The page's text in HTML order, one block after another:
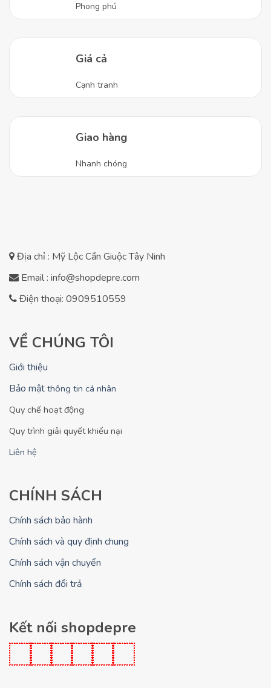
Phong phú
Giá cả
Cạnh tranh
Giao hàng
Nhanh chóng
Địa chỉ : Mỹ Lộc Cần Giuộc Tây Ninh
Email : info@shopdepre.com
Điện thoại: 0909510559
VỀ CHÚNG TÔI
Giới thiệu
Bảo mật thông tin cá nhân
Quy chế hoạt động
Quy trình giải quyết khiếu nại
Liên hệ
CHÍNH SÁCH
Chính sách bảo hành
Chính sách và quy định chung
Chính sách vận chuyển
Chính sách đổi trả
Kết nối shopdepre